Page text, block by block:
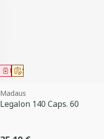
Sur prescription
Médicament
Madaus
Legalon 140 Caps. 60